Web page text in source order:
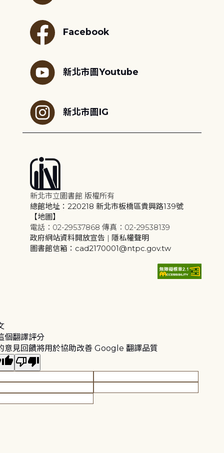
Facebook
新北市圖Youtube
新北市圖IG
新北市立圖書館 版權所有
總館地址：220218 新北市板橋區貴興路139號
【地圖】
電話：02-29537868 傳真：02-29538139
政府網站資料開放宣告 | 隱私權聲明
圖書館信箱：cad2170001@ntpc.gov.tw
個翻譯評分
意見回饋將用於協助改善 Google 翻譯品質